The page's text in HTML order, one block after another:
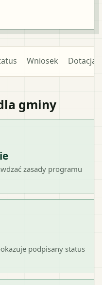
Wniosek Dotacja
gminy
zasady programu
podpisany status